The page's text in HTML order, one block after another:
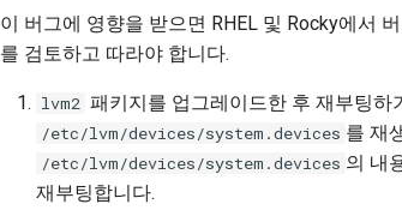
이 버그에 영향을 받으면 RHEL 및 Rocky에서
를 검토하고 따라야 합니다.
lvm2 패키지를 업그레이드한 후 재부팅하
/etc/lvm/devices/system.devices 를 재
/etc/lvm/devices/system.devices 의 내
재부팅합니다.